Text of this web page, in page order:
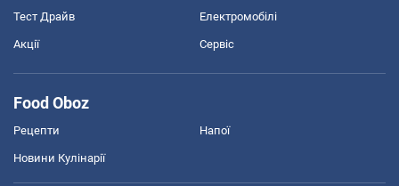
Тест Драйв Електромобілі
Акції Сервіс
Food Oboz
Рецепти Напої
Новини Кулінарії